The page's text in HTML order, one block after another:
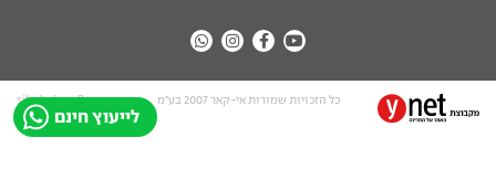
לייעוץ חינם
כל הזכויות שמורות אי-קאר 2007 בע”מ site by tq.soft